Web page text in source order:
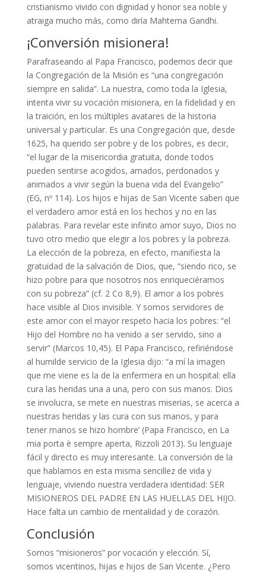
cristianismo vivido con dignidad y honor sea noble y
atraiga mucho más, como diría Mahtema Gandhi.
¡Conversión misionera!
Parafraseando al Papa Francisco, podemos decir que
la Congregación de la Misión es “una congregación
siempre en salida”. La nuestra, como toda la Iglesia,
intenta vivir su vocación misionera, en la fidelidad y en
la traición, en los múltiples avatares de la historia
universal y particular. Es una Congregación que, desde
1625, ha querido ser pobre y de los pobres, es decir,
“el lugar de la misericordia gratuita, donde todos
pueden sentirse acogidos, amados, perdonados y
animados a vivir según la buena vida del Evangelio”
(EG, nº 114). Los hijos e hijas de San Vicente saben que
el verdadero amor está en los hechos y no en las
palabras. Para revelar este infinito amor suyo, Dios no
tuvo otro medio que elegir a los pobres y la pobreza.
La elección de la pobreza, en efecto, manifiesta la
gratuidad de la salvación de Dios, que, “siendo rico, se
hizo pobre para que nosotros nos enriqueciéramos
con su pobreza” (cf. 2 Co 8,9). El amor a los pobres
hace visible al Dios invisible. Y somos servidores de
este amor con el mayor respeto hacia los pobres: “el
Hijo del Hombre no ha venido a ser servido, sino a
servir” (Marcos 10,45). El Papa Francisco, refiriéndose
al humilde servicio de la Iglesia dijo: “a mí la imagen
que me viene es la de la enfermera en un hospital: ella
cura las heridas una a una, pero con sus manos. Dios
se involucra, se mete en nuestras miserias, se acerca a
nuestras heridas y las cura con sus manos, y para
tener manos se hizo hombre’ (Papa Francisco, en La
mia porta è sempre aperta, Rizzoli 2013). Su lenguaje
fácil y directo es muy interesante. La conversión de la
que hablamos en esta misma sencillez de vida y
lenguaje, viviendo nuestra verdadera identidad: SER
MISIONEROS DEL PADRE EN LAS HUELLAS DEL HIJO.
Hace falta un cambio de mentalidad y de corazón.
Conclusión
Somos “misioneros” por vocación y elección. Sí,
somos vicentinos, hijas e hijos de San Vicente. ¿Pero